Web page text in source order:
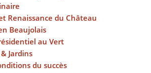
Renaissance du Château
Beaujolais
au Vert
Jardins
du succès